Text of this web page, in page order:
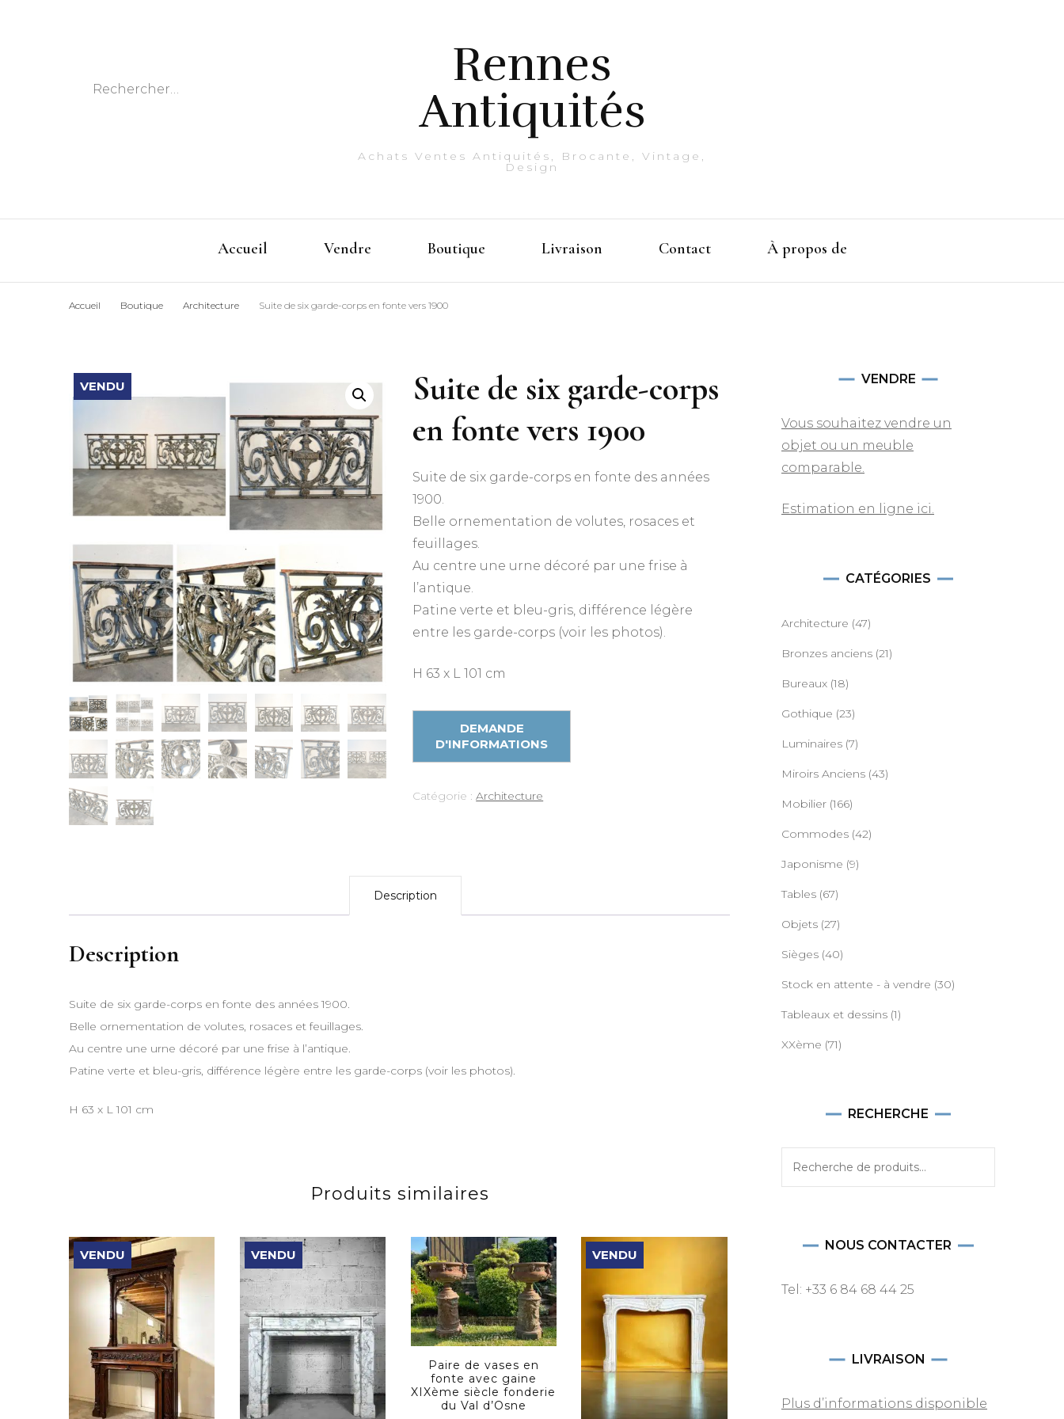
Rechercher :
Rennes
Antiquités
Achats Ventes Antiquités, Brocante, Vintage,
Design
Accueil Vendre Boutique Livraison Contact À propos de
Accueil Boutique Architecture Suite de six garde-corps en fonte vers 1900
VENDU
Suite de six garde-corps
en fonte vers 1900
Suite de six garde-corps en fonte des années
1900.
Belle ornementation de volutes, rosaces et
feuillages.
Au centre une urne décoré par une frise à
l’antique.
Patine verte et bleu-gris, différence légère
entre les garde-corps (voir les photos).
H 63 x L 101 cm
Catégorie :Architecture
Description
Description
Suite de six garde-corps en fonte des années 1900.
Belle ornementation de volutes, rosaces et feuillages.
Au centre une urne décoré par une frise à l’antique.
Patine verte et bleu-gris, différence légère entre les garde-corps (voir les photos).
H 63 x L 101 cm
Produits similaires
VENDU VENDU
Paire de vases en
fonte avec gaine
XIXème siècle fonderie
du Val d’Osne
VENDU
VENDRE
Vous souhaitez vendre un
objet ou un meuble
comparable.
Estimation en ligne ici.
CATÉGORIES
Architecture (47)
Bronzes anciens (21)
Bureaux (18)
Gothique (23)
Luminaires (7)
Miroirs Anciens (43)
Mobilier (166)
Commodes (42)
Japonisme (9)
Tables (67)
Objets (27)
Sièges (40)
Stock en attente - à vendre (30)
Tableaux et dessins (1)
XXème (71)
RECHERCHE
NOUS CONTACTER
Tel: +33 6 84 68 44 25
LIVRAISON
Plus d’informations disponible